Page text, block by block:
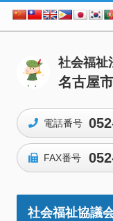
社会福祉
名古屋
電話番号
FAX番号
社会福祉協議